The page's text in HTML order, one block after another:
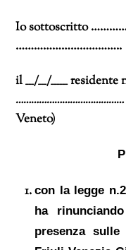
Io sottoscritto …
……………………………..
il___/___/______residente
……………………………………
Veneto)
con la legge
ha
presenza